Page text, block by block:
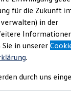
für die Zukunft
in der
Sie in unserer
.
durch uns